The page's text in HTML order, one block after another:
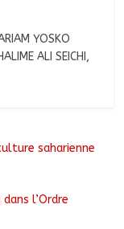
YOSKO
ALI SEICHI,
saharienne
l’Ordre